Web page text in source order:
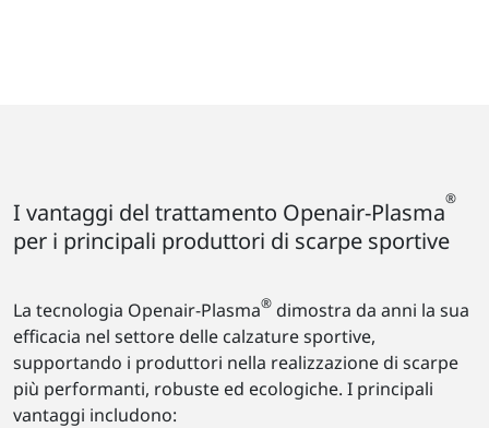
I vantaggi del trattamento Openair-Plasma®
per i principali produttori di scarpe sportive
La tecnologia Openair-Plasma® dimostra da anni la sua
efficacia nel settore delle calzature sportive,
supportando i produttori nella realizzazione di scarpe
più performanti, robuste ed ecologiche. I principali
vantaggi includono: